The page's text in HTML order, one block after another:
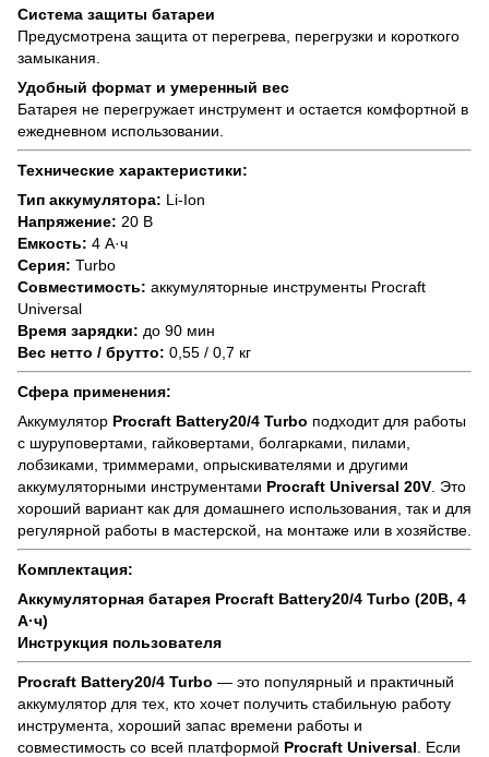
Система защиты батареи
Предусмотрена защита от перегрева, перегрузки и короткого
замыкания.
Удобный формат и умеренный вес
Батарея не перегружает инструмент и остается комфортной в
ежедневном использовании.
Технические характеристики:
Тип аккумулятора: Li-Ion
Напряжение: 20 В
Емкость: 4 А·ч
Серия: Turbo
Совместимость: аккумуляторные инструменты Procraft
Universal
Время зарядки: до 90 мин
Вес нетто / брутто: 0,55 / 0,7 кг
Сфера применения:
Аккумулятор Procraft Battery20/4 Turbo подходит для работы
с шуруповертами, гайковертами, болгарками, пилами,
лобзиками, триммерами, опрыскивателями и другими
аккумуляторными инструментами Procraft Universal 20V . Это
хороший вариант как для домашнего использования, так и для
регулярной работы в мастерской, на монтаже или в хозяйстве.
Комплектация:
Аккумуляторная батарея Procraft Battery20/4 Turbo (20В, 4
А·ч)
Инструкция пользователя
Procraft Battery20/4 Turbo — это популярный и практичный
аккумулятор для тех, кто хочет получить стабильную работу
инструмента, хороший запас времени работы и
совместимость со всей платформой Procraft Universal . Если